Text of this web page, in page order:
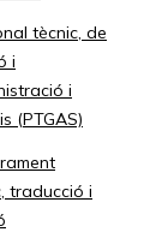
tècnic, de
i
i
(PTGAS)
traducció i